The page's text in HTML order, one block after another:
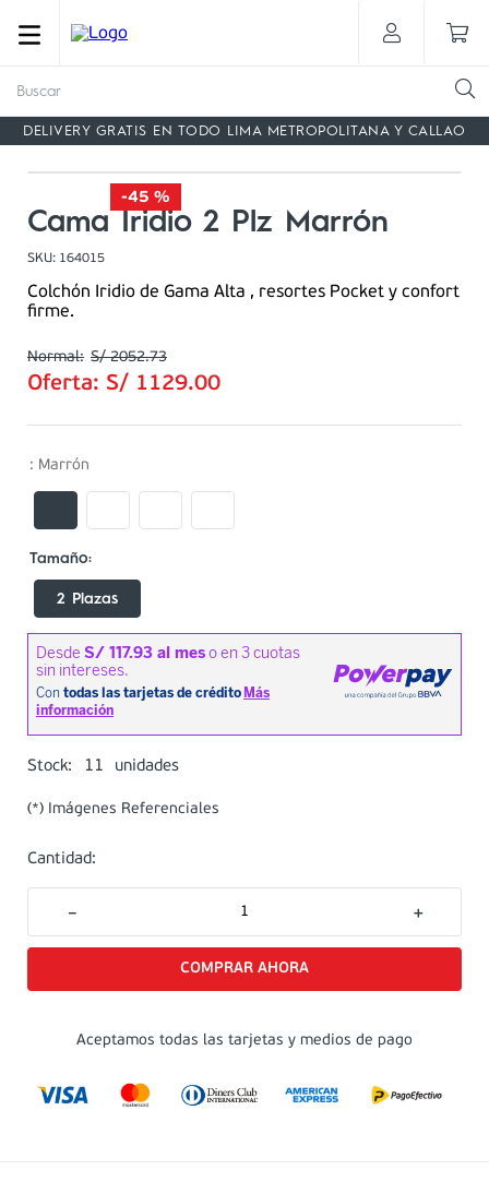
DELIVERY GRATIS EN TODO LIMA METROPOLITANA Y CALLAO
-45 %
Cama Iridio 2 Plz Marrón
SKU: 164015
Colchón Iridio de Gama Alta , resortes Pocket y confort
firme.
S/ 2052.73
Oferta: S/ 1129.00
: Marrón
2 Plazas
Stock: 11 unidades
(*) Imágenes Referenciales
Cantidad:
＋
－
Aceptamos todas las tarjetas y medios de pago